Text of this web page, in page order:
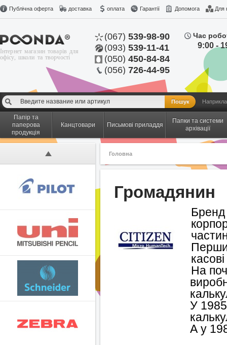
Публічна оферта доставка оплата Гарантії Допомога Для
Інтернет магазин товарів для
офісу, школи та творчості
(067) 539-98-90
(093) 539-11-41
(050) 450-84-84
(056) 726-44-95
Час
9:00 -
Папір та
паперова
продукція
Канцтовари Письмові приладдя
Папки та системи
архівації
Головна
Громадянин
На
У
А у